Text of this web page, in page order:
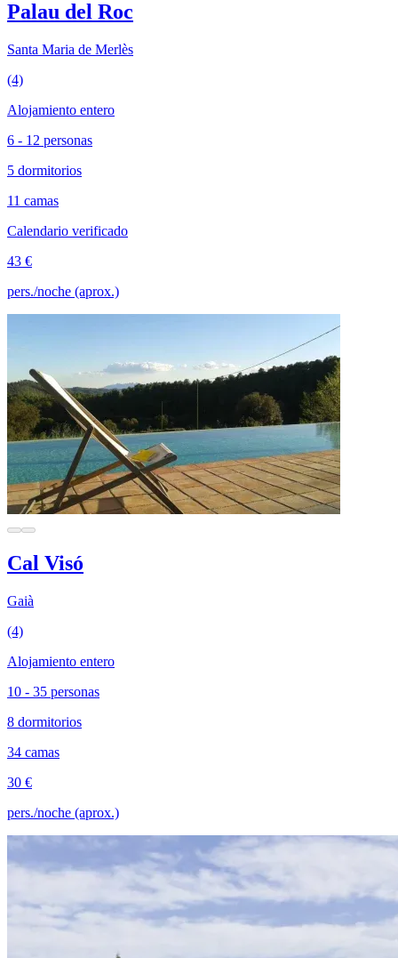
Palau del Roc
Santa Maria de Merlès
(4)
Alojamiento entero
6 - 12 personas
5 dormitorios
11 camas
Calendario verificado
43 €
pers./noche (aprox.)
Cal Visó
Gaià
(4)
Alojamiento entero
10 - 35 personas
8 dormitorios
34 camas
30 €
pers./noche (aprox.)